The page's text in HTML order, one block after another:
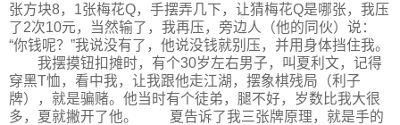
张方块8，1张梅花Q，手摆弄几下，让猜梅花Q是哪张，我压
了2次10元，当然输了，我再压，旁边人（他的同伙）说：
“你钱呢？”我说没有了，他说没钱就别压，并用身体挡住我。
我摆摸钮扣摊时，有个30岁左右男子，叫夏利文，记得
穿黑T恤，看中我，让我跟他走江湖，摆象棋残局（利子
牌），就是骗赌。他当时有个徒弟，腿不好，岁数比我大很
多，夏就撇开了他。 夏告诉了我三张牌原理，就是手的